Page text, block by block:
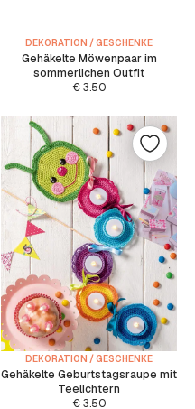
DEKORATION / GESCHENKE
Gehäkelte Möwenpaar im
sommerlichen Outfit
€3.50
DEKORATION / GESCHENKE
Gehäkelte Geburtstagsraupe mit
Teelichtern
€3.50